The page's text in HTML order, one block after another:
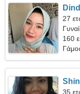
27
160
35